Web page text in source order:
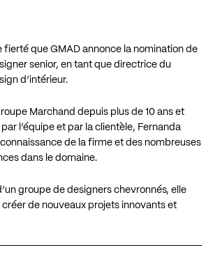
fierté que GMAD annonce la nomination de
senior, en tant que directrice du
d’intérieur.
Marchand depuis plus de 10 ans et
l’équipe et par la clientèle, Fernanda
de la firme et des nombreuses
dans le domaine.
groupe de designers chevronnés, elle
de nouveaux projets innovants et